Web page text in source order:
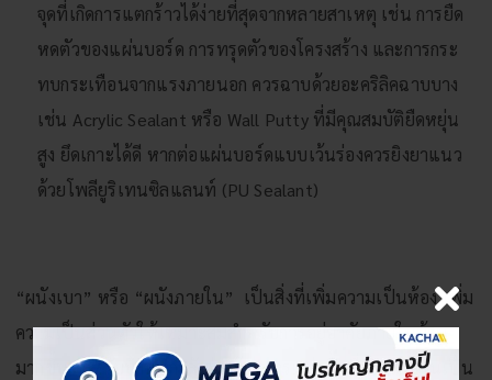
จุดที่เกิดการแตกร้าวได้ง่ายที่สุดจากหลายสาเหตุ เช่น การยืด
หดตัวของแผ่นบอร์ด การทรุดตัวของโครงสร้าง และการกระ
ทบกระเทือนจากแรงภายนอก ควรฉาบด้วยอะคริลิคฉาบบาง
เช่น Acrylic Sealant หรือ Wall Putty ที่มีคุณสมบัติยืดหยุ่น
สูง ยึดเกาะได้ดี หากต่อแผ่นบอร์ดแบบเว้นร่องควรยิงยาแนว
ด้วยโพลียูริเทนซิลแลนท์ (PU Sealant)
“ผนังเบา” หรือ “ผนังภายใน” เป็นสิ่งที่เพิ่มความเป็นห้อง เพิ่ม
ความเป็นส่วนตัวให้เหมาะสมสำหรับการอยู่อาศัยภายในบ้าน
มากขึ้น สำหรับบ้านที่กำลังก่อสร้างการแบ่งพื้นที่ห้องภายในเป็น